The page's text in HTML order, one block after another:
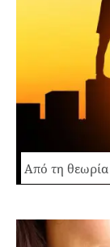
Από τη